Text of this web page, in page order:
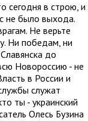
сегодня в строю, и
не было выхода.
Не верьте
Ни победам, ни
до
Новороссию - не
в России и
служат
ты - украинский
Олесь Бузина